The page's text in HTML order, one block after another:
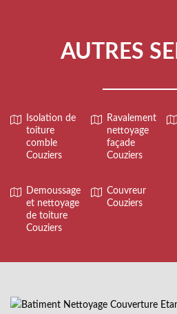
AUTRES
Isolation de
toiture
comble
Couziers
Ravalement
nettoyage
façade
Couziers
Demoussage
et nettoyage
de toiture
Couziers
Couvreur
Couziers